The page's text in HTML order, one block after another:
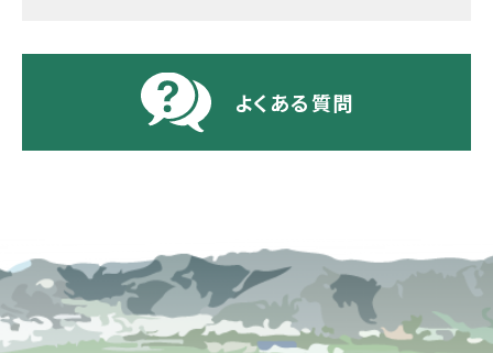
よくある質問